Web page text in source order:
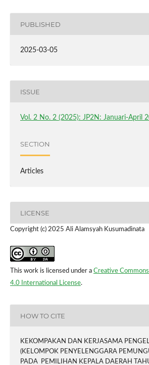
PUBLISHED
2025-03-05
ISSUE
Vol. 2 No. 2 (2025): JP2N: Januari-April
SECTION
Articles
LICENSE
Copyright (c) 2025 Ali Alamsyah Kusumadinata
This work is licensed under a Creative
4.0 International License.
HOW TO CITE
KEKOMPAKAN DAN KERJASAMA
(KELOMPOK PENYELENGGARA
PADA PEMILIHAN KEPALA DAERAH